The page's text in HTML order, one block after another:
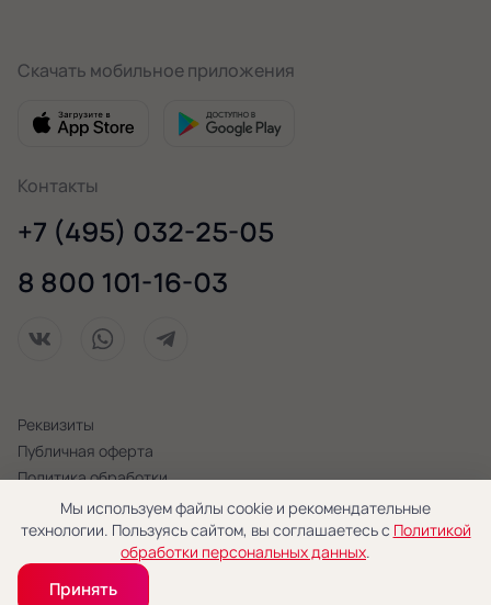
© 2026 «Новая Голландия»
Политика обработки
персональных данных
Публичная оферта
Реквизиты
Скачать мобильное приложения
Контакты
+7 (495) 032-25-05
8 800 101-16-03
Мы используем файлы cookie и рекомендательные
технологии. Пользуясь сайтом, вы соглашаетесь с Политикой
обработки персональных данных.
Принять